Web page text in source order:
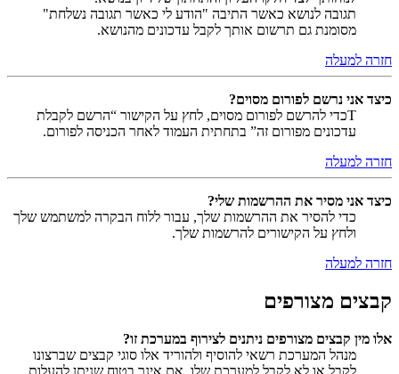
תגובה לנושא כאשר התיבה "הודע לי כאשר תגובה נשלחת"
מסומנת גם תרשום אותך לקבל עדכונים מהנושא.
חזרה למעלה
כיצד אני נרשם לפורום מסוים?
Tכדי להרשם לפורום מסוים, לחץ על הקישור “הרשם לקבלת
עדכונים מפורום זה” בתחתית העמוד לאחר הכניסה לפורום.
חזרה למעלה
כיצד אני מסיר את ההרשמות שלי?
כדי להסיר את ההרשמות שלך, עבור ללוח הבקרה למשתמש שלך
ולחץ על הקישורים להרשמות שלך.
חזרה למעלה
קבצים מצורפים
אלו מין קבצים מצורפים ניתנים לצירוף במערכת זו?
מנהל המערכת רשאי להוסיף ולהוריד אלו סוגי קבצים שברצונו
לקבל או לא לקבל למערכת שלו. אם אינך בטוח שניתן להעלות,